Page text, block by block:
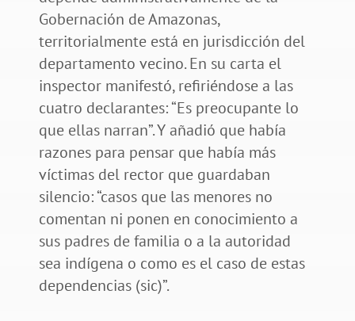
Gobernación de Amazonas,
territorialmente está en jurisdicción del
departamento vecino. En su carta el
inspector manifestó, refiriéndose a las
cuatro declarantes: “Es preocupante lo
que ellas narran”. Y añadió que había
razones para pensar que había más
víctimas del rector que guardaban
silencio: “casos que las menores no
comentan ni ponen en conocimiento a
sus padres de familia o a la autoridad
sea indígena o como es el caso de estas
dependencias (sic)”.